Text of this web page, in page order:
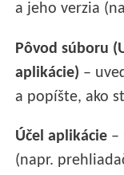
a jeho verzia
Pôvod súboru
aplikácie) –
a popíšte, ako
Účel aplikácie –
(napr.